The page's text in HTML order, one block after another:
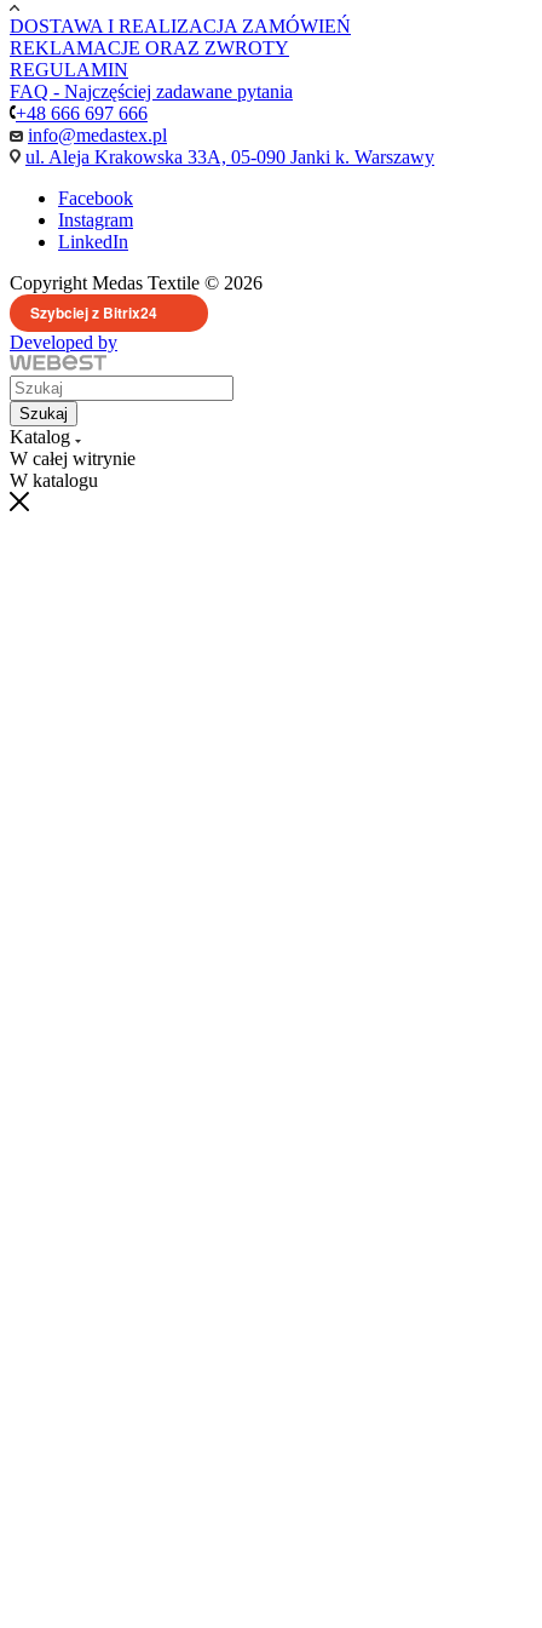
DOSTAWA I REALIZACJA ZAMÓWIEŃ
REKLAMACJE ORAZ ZWROTY
REGULAMIN
FAQ - Najczęściej zadawane pytania
+48 666 697 666
info@medastex.pl
ul. Aleja Krakowska 33A, 05-090 Janki k. Warszawy
Facebook
Instagram
LinkedIn
Copyright Medas Textile © 2026
Szybciej z Bitrix24
Developed by
Szukaj
Katalog
W całej witrynie
W katalogu